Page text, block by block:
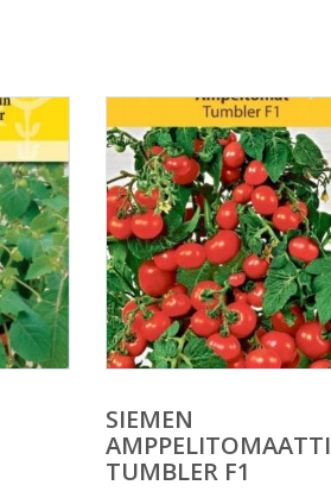
SIEMEN
AMPPELITOMAATTI
TUMBLER F1